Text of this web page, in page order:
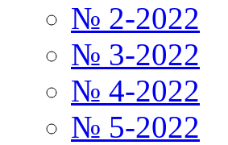
№ 2-2022
№ 3-2022
№ 4-2022
№ 5-2022